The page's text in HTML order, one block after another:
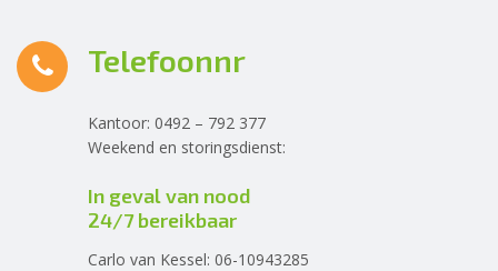
Telefoonnr
Kantoor: 0492 – 792 377
Weekend en storingsdienst:
In geval van nood
24/7 bereikbaar
Carlo van Kessel: 06-10943285